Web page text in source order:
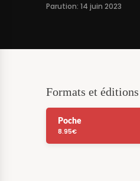
Parution: 14 juin 2023
Formats et éditions
Poche
8.95€